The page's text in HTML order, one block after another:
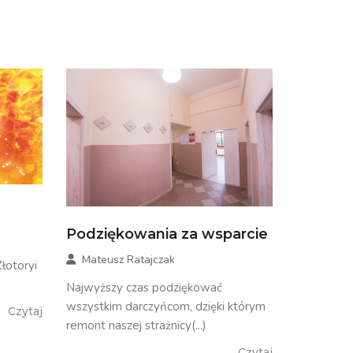
Czytaj
Podziękowania za wsparcie
Mateusz Ratajczak
Najwyższy czas podziękować
wszystkim darczyńcom, dzięki którym
remont naszej strażnicy(...)